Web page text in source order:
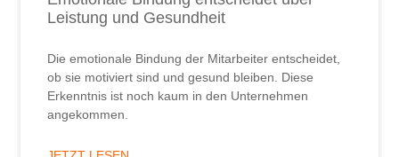
Leistung und Gesundheit
Die emotionale Bindung der Mitarbeiter entscheidet,
ob sie motiviert sind und gesund bleiben. Diese
Erkenntnis ist noch kaum in den Unternehmen
angekommen.